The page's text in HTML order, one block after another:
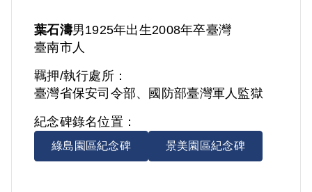
葉石濤男1925年出生2008年卒臺灣
臺南市人
羈押/執行處所：
臺灣省保安司令部、國防部臺灣軍人監獄
紀念碑錄名位置：
綠島園區紀念碑 景美園區紀念碑